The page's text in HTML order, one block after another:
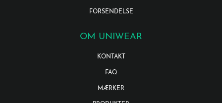
FORSENDELSE
OM UNIWEAR
KONTAKT
FAQ
MÆRKER